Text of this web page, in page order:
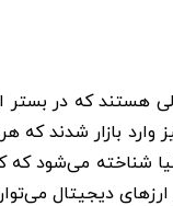
هستند که در
وارد بازار شدند
شناخته می‌شود
ارزهای دیجیتال